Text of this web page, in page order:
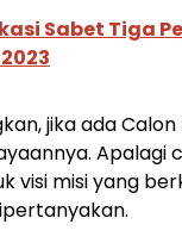
Sabet Tiga
jika ada
visi misi yang